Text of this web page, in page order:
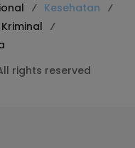
Kesehatan
Kriminal
rights reserved